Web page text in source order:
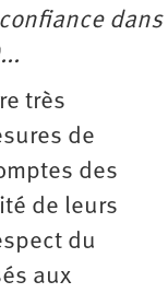
dans
très
de
des
de leurs
du
aux